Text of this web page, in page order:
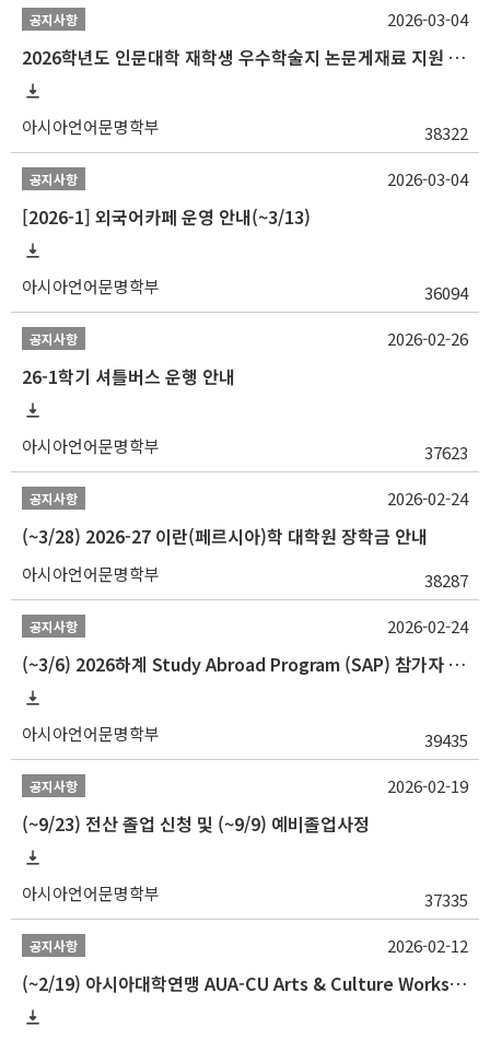
공지사항
2026학년도 인문대학 재학생 우수학술지 논문게재료 지원 안내
아시아언어문명학부 38322
2026-03-04
공지사항
[2026-1] 외국어카페 운영 안내(~3/13)
아시아언어문명학부 36094
2026-03-04
공지사항
26-1학기 셔틀버스 운행 안내
아시아언어문명학부 37623
2026-02-26
공지사항
(~3/28) 2026-27 이란(페르시아)학 대학원 장학금 안내
아시아언어문명학부 38287
2026-02-24
공지사항
(~3/6) 2026하계 Study Abroad Program (SAP) 참가자 모집 안내
아시아언어문명학부 39435
2026-02-24
공지사항
(~9/23) 전산 졸업 신청 및 (~9/9) 예비졸업사정
아시아언어문명학부 37335
2026-02-19
공지사항
(~2/19) 아시아대학연맹 AUA-CU Arts & Culture Workshop Camp 2026 참가자 선발 안내
2026-02-12